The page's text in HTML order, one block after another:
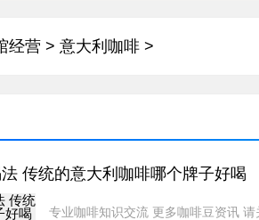
经营 > 意大利咖啡 >
传统的意大利咖啡哪个牌子好喝
专业咖啡知识交流 更多咖啡豆资讯